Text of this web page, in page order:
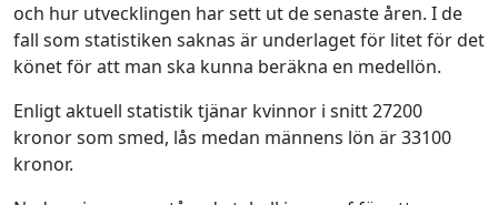
och hur utvecklingen har sett ut de senaste åren. I de
fall som statistiken saknas är underlaget för litet för det
könet för att man ska kunna beräkna en medellön.
Enligt aktuell statistik tjänar kvinnor i snitt 27200
kronor som smed, lås medan männens lön är 33100
kronor.